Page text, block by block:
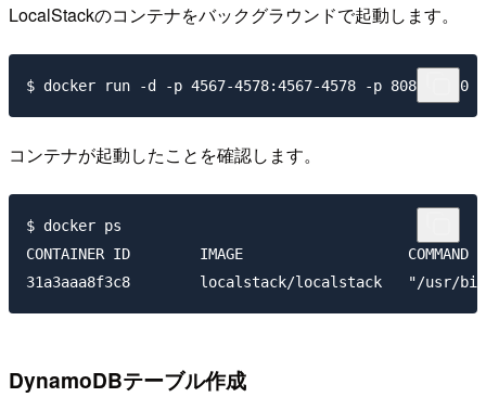
LocalStackのコンテナをバックグラウンドで起動します。
コンテナが起動したことを確認します。
$ docker ps
CONTAINER ID        IMAGE
DynamoDBテーブル作成